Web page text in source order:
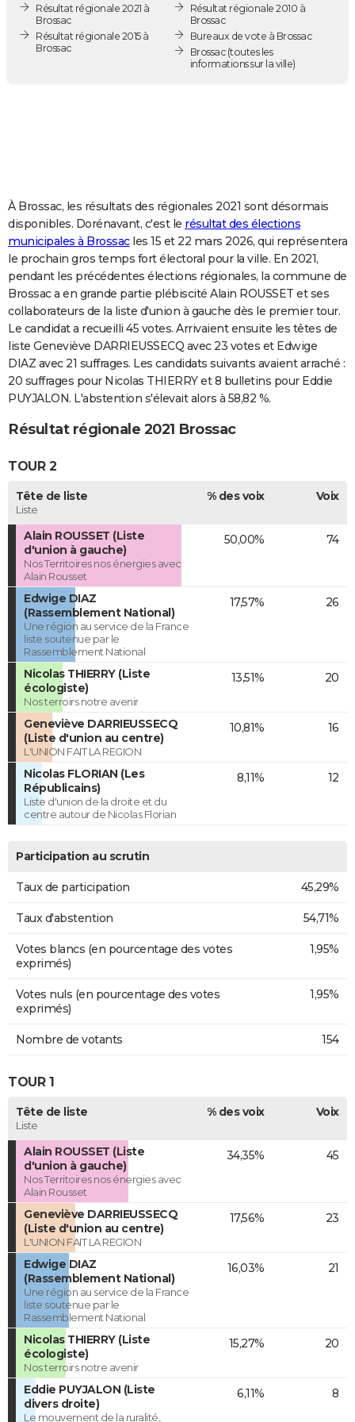
Destinations
City break
Voyage nature
Voyage de noces
Forum
PHOTO
GUIDES D'ACHAT
COPAINS D'AVANT
S'inscrire
Se connecter
Lycées
Collèges
Primaires
Universités
Entreprises
Service militaire
Avis de recherche
AVIS DE DÉCÈS
FORUM
Bricolage
Lifestyle
Culture
SportAuto
Television
Voyage
Cinema
Résultat régionale 2021 à
Brossac
Résultat régionale 2015 à
Brossac
Résultat régionale 2010 à
Brossac
Bureaux de vote à Brossac
Brossac(toutes les
informations sur la ville)
À Brossac, les résultats des régionales 2021 sont désormais
disponibles. Dorénavant, c'est le résultat des élections
municipales à Brossacles 15 et 22 mars 2026, qui représentera
le prochain gros temps fort électoral pour la ville. En 2021,
pendant les précédentes élections régionales, la commune de
Brossac a en grande partie plébiscité Alain ROUSSET et ses
collaborateurs de la liste d'union à gauche dès le premier tour.
Le candidat a recueilli 45 votes. Arrivaient ensuite les têtes de
liste Geneviève DARRIEUSSECQ avec 23 votes et Edwige
DIAZ avec 21 suffrages. Les candidats suivants avaient arraché :
20 suffrages pour Nicolas THIERRY et 8 bulletins pour Eddie
PUYJALON. L'abstention s'élevait alors à 58,82 %.
Résultat régionale 2021 Brossac
TOUR 2
Tête de liste
Liste
% des voix Voix
Alain ROUSSET (Liste
d'union à gauche)
Nos Territoires nos énergies avec
Alain Rousset
50,00% 74
Edwige DIAZ
(Rassemblement National)
Une région au service de la France
liste soutenue par le
Rassemblement National
17,57% 26
Nicolas THIERRY (Liste
écologiste)
Nos terroirs notre avenir
13,51% 20
Geneviève DARRIEUSSECQ
(Liste d'union au centre)
L'UNION FAIT LA REGION
10,81% 16
Nicolas FLORIAN (Les
Républicains)
Liste d'union de la droite et du
centre autour de Nicolas Florian
8,11% 12
Participation au scrutin
Taux de participation 45,29%
Taux d'abstention 54,71%
Votes blancs (en pourcentage des votes
exprimés)
1,95%
Votes nuls (en pourcentage des votes
exprimés)
1,95%
Nombre de votants 154
TOUR 1
Tête de liste
Liste
% des voix Voix
Alain ROUSSET (Liste
d'union à gauche)
Nos Territoires nos énergies avec
Alain Rousset
34,35% 45
Geneviève DARRIEUSSECQ
(Liste d'union au centre)
L'UNION FAIT LA REGION
17,56% 23
Edwige DIAZ
(Rassemblement National)
Une région au service de la France
liste soutenue par le
Rassemblement National
16,03% 21
Nicolas THIERRY (Liste
écologiste)
Nos terroirs notre avenir
15,27% 20
Eddie PUYJALON (Liste
divers droite)
Le mouvement de la ruralité,
6,11% 8